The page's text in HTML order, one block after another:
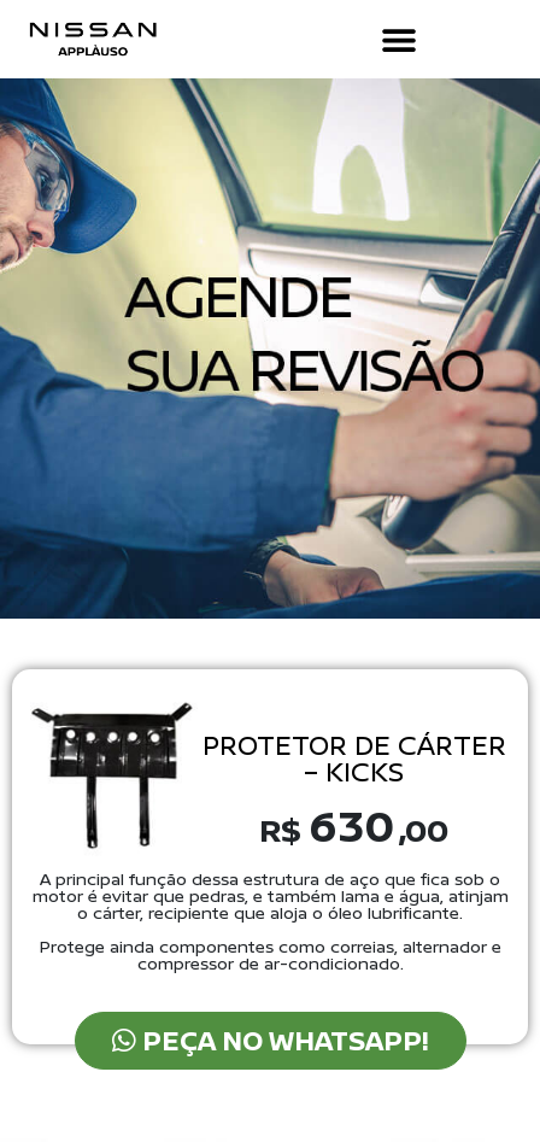
PROTETOR DE CÁRTER
– KICKS
R$ 630,00
A principal função dessa estrutura de aço que fica sob o
motor é evitar que pedras, e também lama e água, atinjam
o cárter, recipiente que aloja o óleo lubrificante.
Protege ainda componentes como correias, alternador e
compressor de ar-condicionado.
PEÇA NO WHATSAPP!